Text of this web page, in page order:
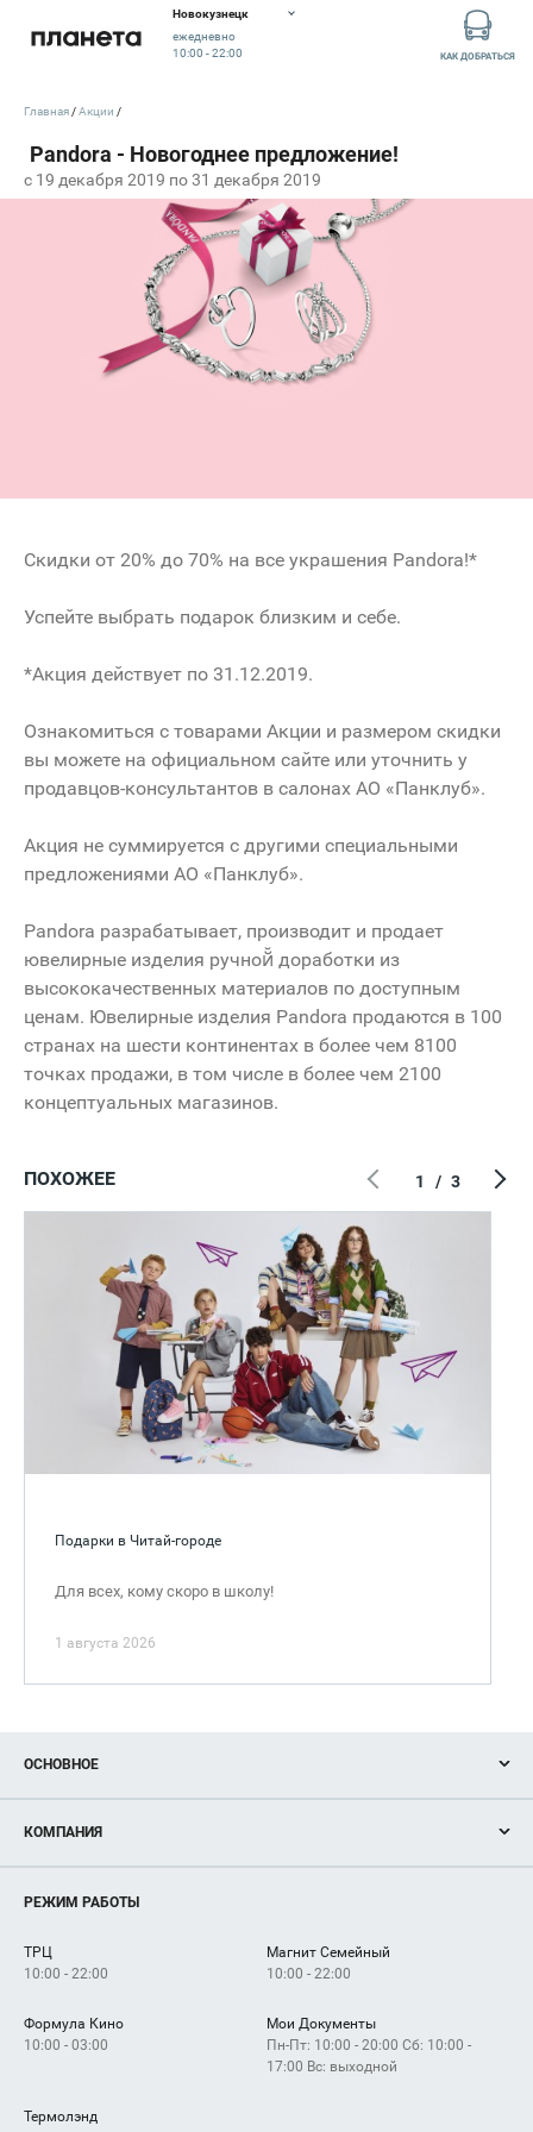
Новокузнецк
ежедневно
10:00 - 22:00
КАК ДОБРАТЬСЯ
c 19 декабря 2019 по 31 декабря 2019
Главная Акции
Скидки от 20% до 70% на все украшения Pandora!*
Успейте выбрать подарок близким и себе.
*Акция действует по 31.12.2019.
Ознакомиться с товарами Акции и размером скидки
вы можете на официальном сайте или уточнить у
продавцов-консультантов в салонах АО «Панклуб».
Акция не суммируется с другими специальными
предложениями АО «Панклуб».
Pandora разрабатывает, производит и продает
ювелирные изделия ручной̆ доработки из
высококачественных материалов по доступным
ценам. Ювелирные изделия Pandora продаются в 100
странах на шести континентах в более чем 8100
точках продажи, в том числе в более чем 2100
концептуальных магазинов.
ПОХОЖЕЕ
Подарки в Читай-городе
Для всех, кому скоро в школу!
1 августа 2026
1 / 3
ОСНОВНОЕ
Новости
Магазины
Услуги
КОМПАНИЯ
Рекламодателям
Как добраться
РЕЖИМ РАБОТЫ
ТРЦ
10:00 - 22:00
Магнит Семейный
10:00 - 22:00
Формула Кино
10:00 - 03:00
Мои Документы
Пн-Пт: 10:00 - 20:00 Сб: 10:00 -
17:00 Вс: выходной
Термолэнд